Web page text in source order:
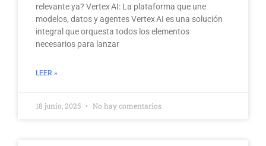
relevante ya? Vertex AI: La plataforma que une
modelos, datos y agentes Vertex AI es una solución
integral que orquesta todos los elementos
necesarios para lanzar
LEER »
18 junio, 2025 No hay comentarios